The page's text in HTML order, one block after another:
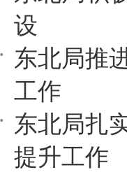
设
东北局推
工作
东北局扎
提升工作